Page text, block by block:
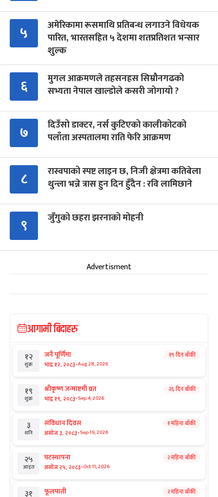
५
अमेरिकामा रूसमाथि प्रतिबन्ध लगाउने विधेयक
पारित, भारतसहित ५ देशमा शतप्रतिशत भन्सार
शुल्क
६
मुगल आक्रमणले तहसनहस सिम्रौनगढको
सभ्यता नेपाल खाल्डोले कसरी जोगायो ?
७
दिउँसो डाक्टर, नर्स कुटिएको कालीकोटको
पलाँता अस्पतालमा राति फेरि आक्रमण
८
रास्वपाको स्पष्ट लाइन छ, निजी क्षेत्रमा कतिबेला
थुन्ला भन्ने त्रास हुन दिन हुँदैन : रवि लामिछाने
९ जुँगुको छहरा झरनाको मोहनी
Advertisment
आगामी बिदाहरु
१२
शुक्र
जनै पूर्णिमा
भाद्र १२, २०८३-Aug 28, 2026
१९ दिन बाँकी
१९
शुक्र
श्रीकृष्ण जन्माष्टमी व्रत
भाद्र १९, २०८३-Sep 4, 2026
२६ दिन बाँकी
३
शनि
संविधान दिवस
असोज ३, २०८३-Sep 19, 2026
१ महिना बाँकी
२५
आइत
घटस्थापना
असोज २५, २०८३-Oct 11, 2026
२ महिना बाँकी
३१ फूलपाती २ महिना बाँकी